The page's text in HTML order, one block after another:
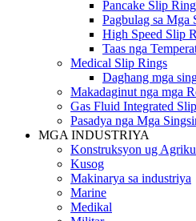
Pancake Slip
Pagbulag sa Mga
High Speed ​​Slip
Taas nga
Medical Slip Rings
Daghang mga
Makadaginut nga mga
Gas Fluid Integrated
Pasadya nga Mga
MGA INDUSTRIYA
Konstruksyon ug
Kusog
Makinarya sa industriya
Marine
Medikal